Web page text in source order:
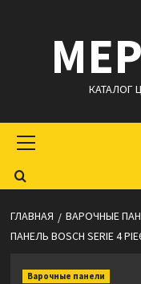
содержимому
КАТАЛОГ
меню
ГЛАВНАЯ ВАРОЧНЫЕ
ПАНЕЛЬ BOSCH SERIE 4
Варочные панели